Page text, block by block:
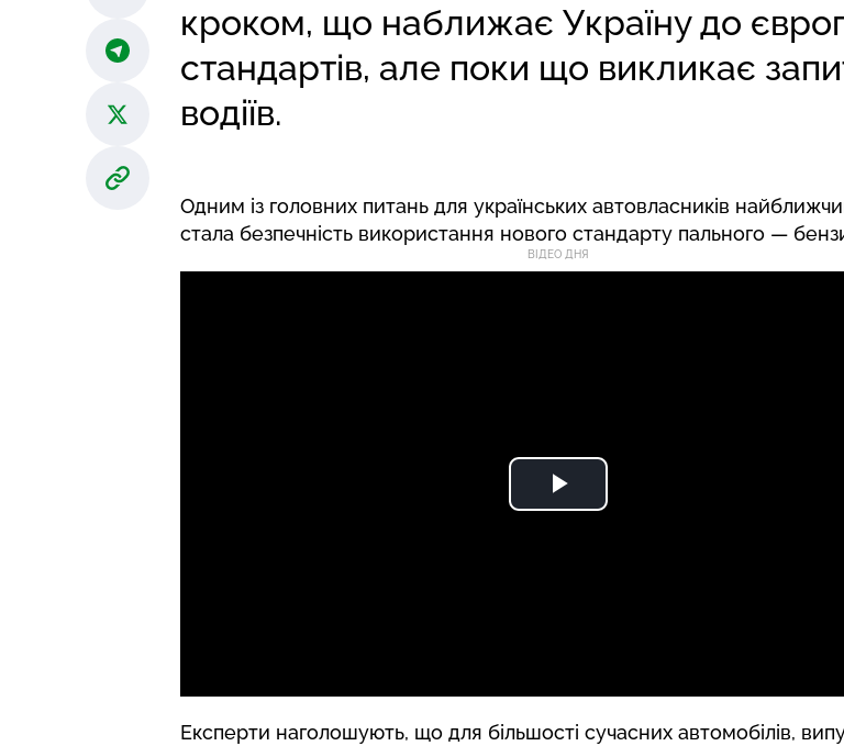
кроком, що наближає Україну до
стандартів, але поки що викликає
водіїв.
Одним із головних питань для українських автовласників
стала безпечність використання нового стандарту пального —
ВІДЕО ДНЯ
Експерти наголошують, що для більшості сучасних автомобілів,